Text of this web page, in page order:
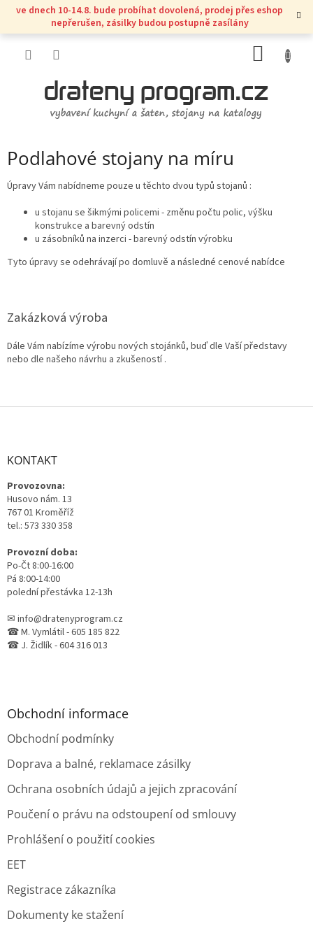
Přejít
obsah
ve dnech 10-14.8. bude probíhat dovolená, prodej přes eshop
nepřerušen, zásilky budou postupně zasílány
KOŠÍK
Podlahové stojany na míru
Úpravy Vám nabídneme pouze u těchto dvou typů stojanů :
u stojanu se šikmými policemi - změnu počtu polic, výšku
konstrukce a barevný odstín
u zásobníků na inzerci - barevný odstín výrobku
Tyto úpravy se odehrávají po domluvě a následné cenové nabídce
Zakázková výroba
Dále Vám nabízíme výrobu nových stojánků, buď dle Vaší představy
nebo dle našeho návrhu a zkušeností .
Z
KONTAKT
Provozovna:
Husovo nám. 13
767 01 Kroměříž
tel.: 573 330 358
Provozní doba:
Po-Čt 8:00-16:00
Pá 8:00-14:00
polední přestávka 12-13h
✉ info@dratenyprogram.cz
☎ M. Vymlátil - 605 185 822
☎ J. Židlík - 604 316 013
Obchodní informace
Obchodní podmínky
Doprava a balné, reklamace zásilky
Ochrana osobních údajů a jejich zpracování
Poučení o právu na odstoupení od smlouvy
Prohlášení o použití cookies
EET
Registrace zákazníka
Dokumenty ke stažení